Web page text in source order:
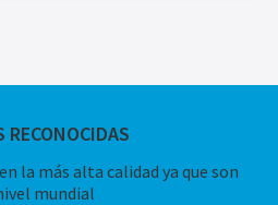
RECONOCIDAS
la más alta calidad ya que son
mundial